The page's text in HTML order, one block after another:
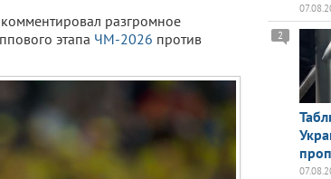
разгромное
этапа ЧМ-2026 против
2